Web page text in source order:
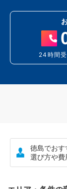
24時間
徳島でお
選び方や費